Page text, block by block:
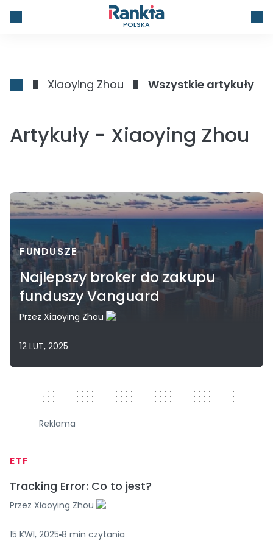
POLSKA
Xiaoying Zhou Wszystkie artykuły
Artykuły - Xiaoying Zhou
FUNDUSZE
Najlepszy broker do zakupu
funduszy Vanguard
Przez Xiaoying Zhou
12 LUT, 2025
320 x 50
Reklama
ETF
Tracking Error: Co to jest?
Przez Xiaoying Zhou
15 KWI, 2025 8 min czytania